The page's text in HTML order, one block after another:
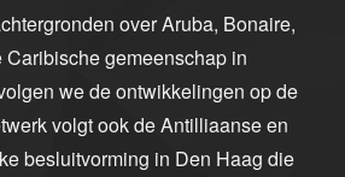
over Aruba, Bonaire,
gemeenschap in
we de ontwikkelingen op de
volgt ook de Antilliaanse en
besluitvorming in Den Haag die